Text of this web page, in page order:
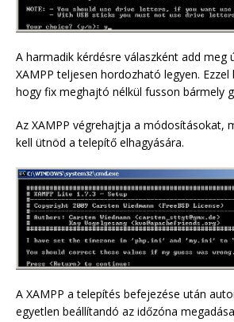
A harmadik kérdésre válaszként add meg
XAMPP teljesen hordozható legyen.
hogy fix meghajtó nélkül fusson bármely
Az XAMPP végrehajtja a módosításokat,
kell ütnöd a telepítő elhagyására.
A XAMPP a telepítés befejezése után
egyetlen beállítandó az időzóna